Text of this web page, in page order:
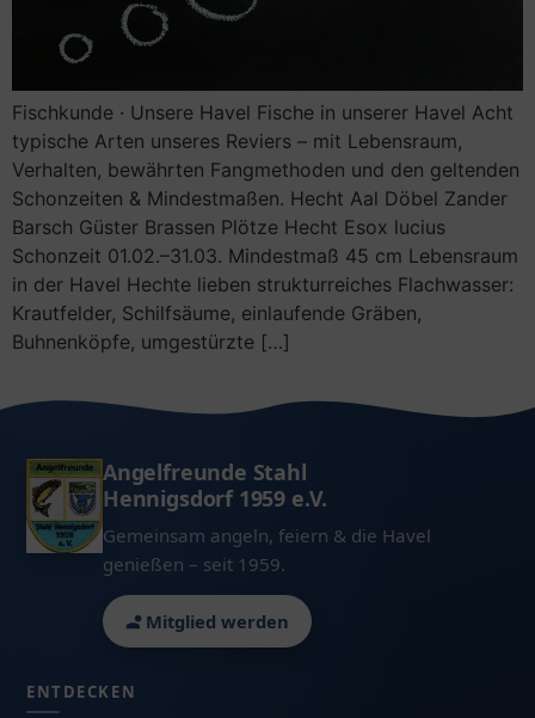
Angeln für Anfänger
Angeln in Deutschland – der große Guide
Angeln in Brandenburg – mit & ohne Schein
Kleine Fischkunde
Fischkunde · Unsere Havel Fische in unserer Havel Acht
typische Arten unseres Reviers – mit Lebensraum,
Verhalten, bewährten Fangmethoden und den geltenden
Schonzeiten & Mindestmaßen. Hecht Aal Döbel Zander
Barsch Güster Brassen Plötze Hecht Esox lucius
Schonzeit 01.02.–31.03. Mindestmaß 45 cm Lebensraum
in der Havel Hechte lieben strukturreiches Flachwasser:
Krautfelder, Schilfsäume, einlaufende Gräben,
Buhnenköpfe, umgestürzte […]
Angelfreunde Stahl
Hennigsdorf 1959 e.V.
Gemeinsam angeln, feiern & die Havel
genießen – seit 1959.
Mitglied werden
ENTDECKEN